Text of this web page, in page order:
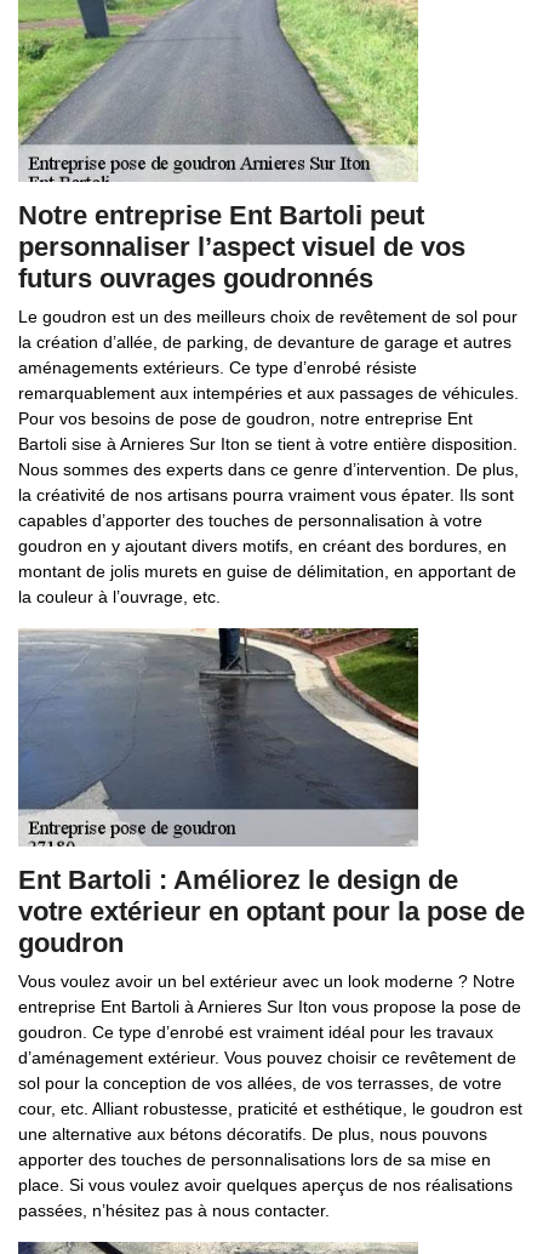
Notre entreprise Ent Bartoli peut
personnaliser l’aspect visuel de vos
futurs ouvrages goudronnés
Le goudron est un des meilleurs choix de revêtement de sol pour
la création d’allée, de parking, de devanture de garage et autres
aménagements extérieurs. Ce type d’enrobé résiste
remarquablement aux intempéries et aux passages de véhicules.
Pour vos besoins de pose de goudron, notre entreprise Ent
Bartoli sise à Arnieres Sur Iton se tient à votre entière disposition.
Nous sommes des experts dans ce genre d’intervention. De plus,
la créativité de nos artisans pourra vraiment vous épater. Ils sont
capables d’apporter des touches de personnalisation à votre
goudron en y ajoutant divers motifs, en créant des bordures, en
montant de jolis murets en guise de délimitation, en apportant de
la couleur à l’ouvrage, etc.
Ent Bartoli : Améliorez le design de
votre extérieur en optant pour la pose de
goudron
Vous voulez avoir un bel extérieur avec un look moderne ? Notre
entreprise Ent Bartoli à Arnieres Sur Iton vous propose la pose de
goudron. Ce type d’enrobé est vraiment idéal pour les travaux
d’aménagement extérieur. Vous pouvez choisir ce revêtement de
sol pour la conception de vos allées, de vos terrasses, de votre
cour, etc. Alliant robustesse, praticité et esthétique, le goudron est
une alternative aux bétons décoratifs. De plus, nous pouvons
apporter des touches de personnalisations lors de sa mise en
place. Si vous voulez avoir quelques aperçus de nos réalisations
passées, n’hésitez pas à nous contacter.